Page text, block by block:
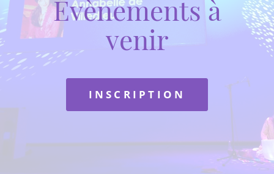
Évènements à
venir
INSCRIPTION